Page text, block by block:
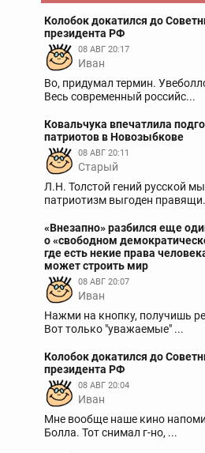
Колобок докатился до
президента РФ
08 АВГ 20:17
Иван
Во, придумал термин.
Весь современный российс...
Ковальчука впечатлила
патриотов в Новозыбкове
08 АВГ 20:11
Старый
Л.Н. Толстой гений русской
патриотизм выгоден
«Внезапно» разбился еще
о «свободном
где есть некие права
может строить мир
08 АВГ 20:07
Иван
Нажми на кнопку, получишь
Вот только "уважаемые" ...
Колобок докатился до
президента РФ
08 АВГ 20:04
Иван
Мне вообще наше кино
Болла. Тот снимал г-но, ...